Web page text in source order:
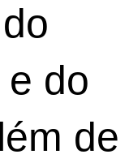
do
de